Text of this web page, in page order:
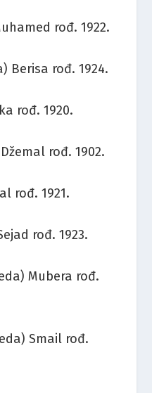
rođ. 1922.
Berisa rođ. 1924.
rođ. 1920.
rođ. 1902.
rođ. 1921.
rođ. 1923.
Mubera rođ.
Smail rođ.